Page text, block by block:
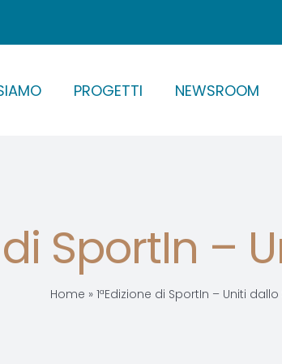
PROGETTI NEWSROOM
di SportIn –
Home » 1ªEdizione di SportIn – Uniti